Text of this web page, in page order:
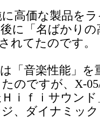
高価な製品を
に「名ばかり
れてたのです。
「音楽性能」
のですが、X-
ｉｆｉサウン
、ダイナミッ